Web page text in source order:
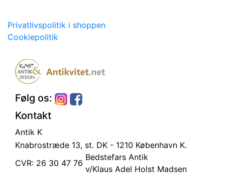
Privatlivspolitik i shoppen
Cookiepolitik
Følg os:
Kontakt
Antik K
Knabrostræde 13, st. DK - 1210 København K.
CVR: 26 30 47 76
Bedstefars Antik
v/Klaus Adel Holst Madsen